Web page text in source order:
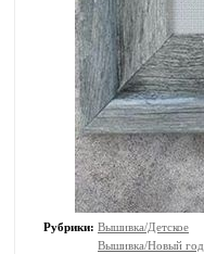
Рубрики: Вышивка/Детское
Вышивка/Новый год